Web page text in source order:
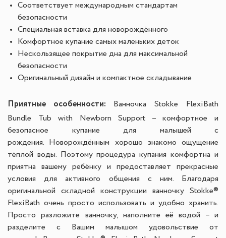
Соответствует международным стандартам
безопасности
Специальная вставка для новорождённого
Комфортное купание самых маленьких деток
Нескользящее покрытие дна для максимальной
безопасности
Оригинальный дизайн и компактное складывание
Приятные особенности:
Ванночка Stokke FlexiBath
Bundle Tub with Newborn Support – комфортное и
безопасное купание для малышей с
рождения. Новорождённым хорошо знакомо ощущение
тёплой воды. Поэтому процедура купания комфортна и
приятна вашему ребёнку и предоставляет прекрасные
условия для активного общения с ним. Благодаря
оригинальной складной конструкции ванночку Stokke®
FlexiBath очень просто использовать и удобно хранить.
Просто разложите ванночку, наполните её водой – и
разделите с Вашим малышом удовольствие от